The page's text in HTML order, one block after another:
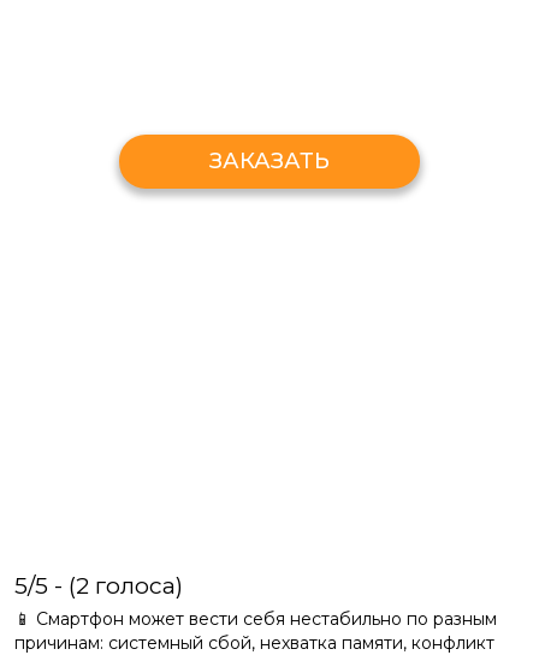
ЗАКАЗАТЬ
5/5 - (2 голоса)
📱 Смартфон может вести себя нестабильно по разным
причинам: системный сбой, нехватка памяти, конфликт